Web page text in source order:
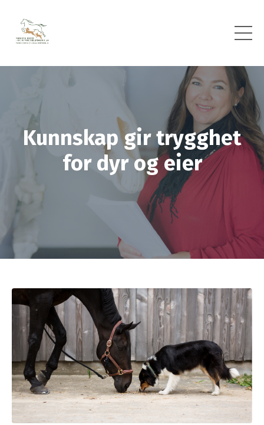
Kunnskap gir trygghet
for dyr og eier